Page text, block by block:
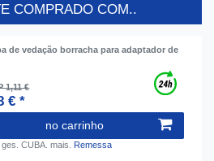
COMPRADO COM..
de vedação borracha para adaptador de
1,11 €
€ *
no carrinho
CUBA. mais. Remessa